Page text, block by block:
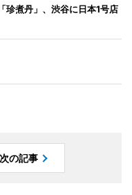
珍煮丹」、渋谷に日本1号店
次の記事